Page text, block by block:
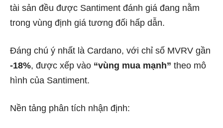
tài sản đều được Santiment đánh giá đang nằm
trong vùng định giá tương đối hấp dẫn.
Đáng chú ý nhất là Cardano, với chỉ số MVRV gần
-18%, được xếp vào “vùng mua mạnh” theo mô
hình của Santiment.
Nền tảng phân tích nhận định: